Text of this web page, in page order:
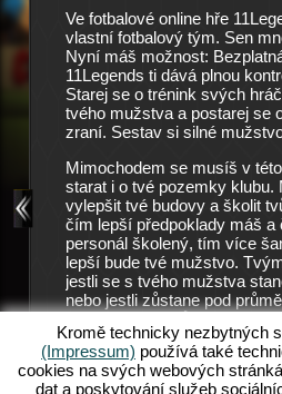
v této
využije
Ale
Ve fotbalové online hře
vlastní fotbalový tým. Sen
Nyní máš možnost:
11Legends ti dává plnou
Starej se o trénink svých
tvého mužstva a postarej se
zraní. Sestav si silné
Mimochodem se musíš v této
starat i o tvé pozemky
vylepšit tvé budovy a školit
čím lepší předpoklady máš a
personál školený, tím více
lepší bude tvé mužstvo.
jestli se s tvého mužstva
nebo jestli zůstane pod
tuto bezplatnou a zábavnou
Objev nový svět v
svém vlastním fotbalovém
Kromě technicky nezbytných
(Impressum) používá také
cookies na svých webových
dat a poskytování služeb